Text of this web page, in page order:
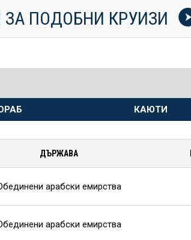
ПОДОБНИ КРУИЗИ
КАЮТИ
ДЪРЖАВА
арабски емирства
арабски емирства